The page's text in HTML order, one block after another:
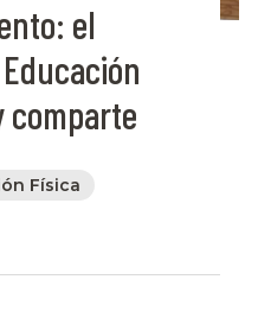
el
comparte
Física